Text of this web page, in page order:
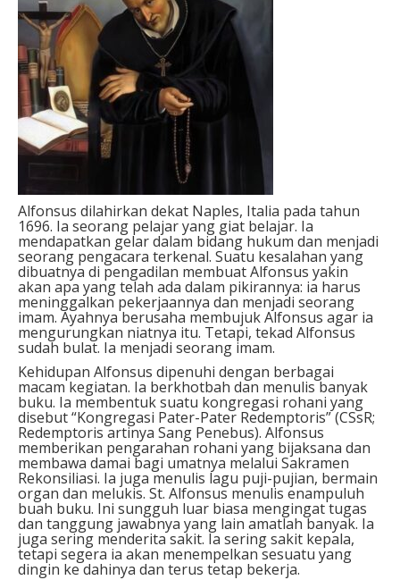
Alfonsus dilahirkan dekat Naples, Italia pada tahun
1696. Ia seorang pelajar yang giat belajar. Ia
mendapatkan gelar dalam bidang hukum dan menjadi
seorang pengacara terkenal. Suatu kesalahan yang
dibuatnya di pengadilan membuat Alfonsus yakin
akan apa yang telah ada dalam pikirannya: ia harus
meninggalkan pekerjaannya dan menjadi seorang
imam. Ayahnya berusaha membujuk Alfonsus agar ia
mengurungkan niatnya itu. Tetapi, tekad Alfonsus
sudah bulat. Ia menjadi seorang imam.
Kehidupan Alfonsus dipenuhi dengan berbagai
macam kegiatan. Ia berkhotbah dan menulis banyak
buku. Ia membentuk suatu kongregasi rohani yang
disebut “Kongregasi Pater-Pater Redemptoris” (CSsR;
Redemptoris artinya Sang Penebus). Alfonsus
memberikan pengarahan rohani yang bijaksana dan
membawa damai bagi umatnya melalui Sakramen
Rekonsiliasi. Ia juga menulis lagu puji-pujian, bermain
organ dan melukis. St. Alfonsus menulis enampuluh
buah buku. Ini sungguh luar biasa mengingat tugas
dan tanggung jawabnya yang lain amatlah banyak. Ia
juga sering menderita sakit. Ia sering sakit kepala,
tetapi segera ia akan menempelkan sesuatu yang
dingin ke dahinya dan terus tetap bekerja.